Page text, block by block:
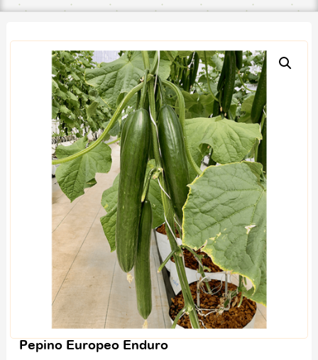
Pepino Europeo Enduro